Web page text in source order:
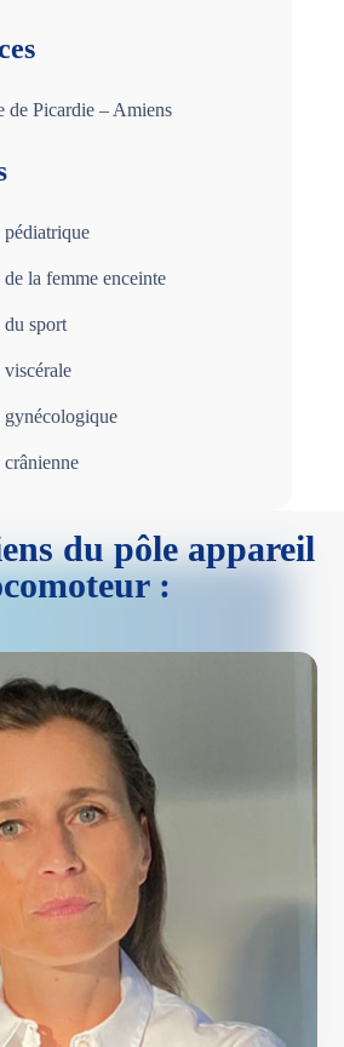
de Picardie – Amiens
pédiatrique
la femme enceinte
du sport
gynécologique
du pôle appareil
: